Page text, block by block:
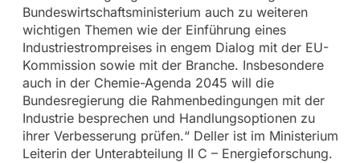
Bundeswirtschaftsministerium auch zu weiteren
wichtigen Themen wie der Einführung eines
Industriestrompreises in engem Dialog mit der EU-
Kommission sowie mit der Branche. Insbesondere
auch in der Chemie-Agenda 2045 will die
Bundesregierung die Rahmenbedingungen mit der
Industrie besprechen und Handlungsoptionen zu
ihrer Verbesserung prüfen.“ Deller ist im Ministerium
Leiterin der Unterabteilung II C – Energieforschung.